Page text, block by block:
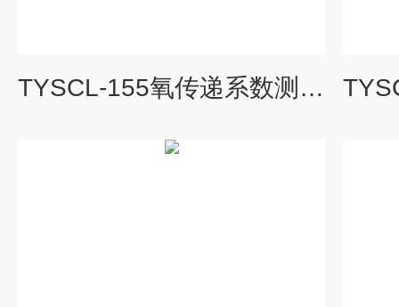
TYSCL-155氧传递系数测定实验装置|水处理工程实验装置